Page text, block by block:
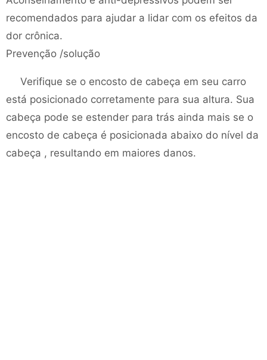
recomendados para ajudar a lidar com os efeitos da
dor crônica.
Prevenção /solução
Verifique se o encosto de cabeça em seu carro
está posicionado corretamente para sua altura. Sua
cabeça pode se estender para trás ainda mais se o
encosto de cabeça é posicionada abaixo do nível da
cabeça , resultando em maiores danos.